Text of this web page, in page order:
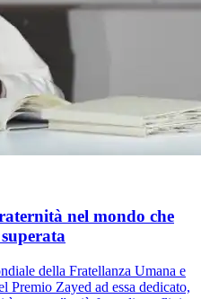
nel mondo che
della Fratellanza Umana e
Premio Zayed ad essa dedicato,